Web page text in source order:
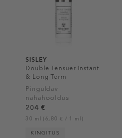
SISLEY
Double Tensuer Instant
& Long-Term
Pinguldav
nahahooldus
204 €
30 ml (6,80 € / 1 ml)
KINGITUS